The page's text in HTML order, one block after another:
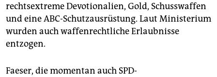
rechtsextreme Devotionalien, Gold, Schusswaffen
und eine ABC-Schutzausrüstung. Laut Ministerium
wurden auch waffenrechtliche Erlaubnisse
entzogen.
Faeser, die momentan auch SPD-